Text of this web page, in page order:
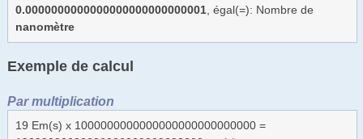
0.0000000000000000000000000001, égal(=): Nombre de
nanomètre
Exemple de calcul
Par multiplication
19 Em(s) x 1000000000000000000000000000 =